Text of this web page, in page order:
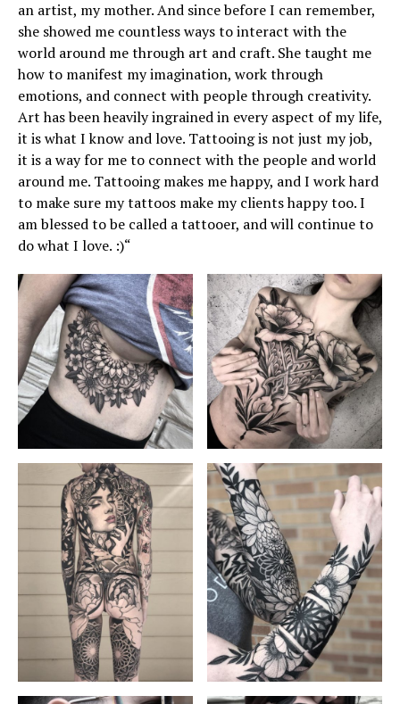
an artist, my mother. And since before I can remember,
she showed me countless ways to interact with the
world around me through art and craft. She taught me
how to manifest my imagination, work through
emotions, and connect with people through creativity.
Art has been heavily ingrained in every aspect of my life,
it is what I know and love. Tattooing is not just my job,
it is a way for me to connect with the people and world
around me. Tattooing makes me happy, and I work hard
to make sure my tattoos make my clients happy too. I
am blessed to be called a tattooer, and will continue to
do what I love. :)“